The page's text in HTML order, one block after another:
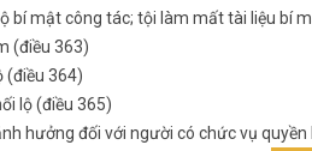
bí mật công tác; tội làm mất tài liệu bí
(điều 363)
(điều 364)
lộ (điều 365)
hưởng đối với người có chức vụ